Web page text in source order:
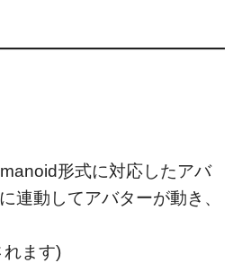
形式に対応したアバ
連動してアバターが動き、
ます)